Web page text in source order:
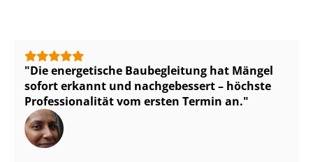
Die energetische Baubegleitung hat Mängel
sofort erkannt und nachgebessert – höchste
Pro­fes­sio­na­li­tät vom ersten Termin an.